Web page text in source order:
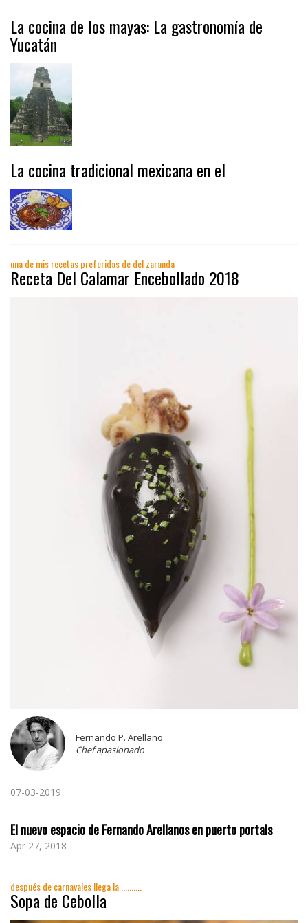
La cocina de los mayas: La gastronomía de
Yucatán
La cocina tradicional mexicana en el
una de mis recetas preferidas de del zaranda
Receta Del Calamar Encebollado 2018
Fernando P. Arellano
Chef apasionado
07-03-2019
El nuevo espacio de Fernando Arellanos en puerto portals
Apr 27, 2018
después de carnavales llega la ..........
Sopa de Cebolla